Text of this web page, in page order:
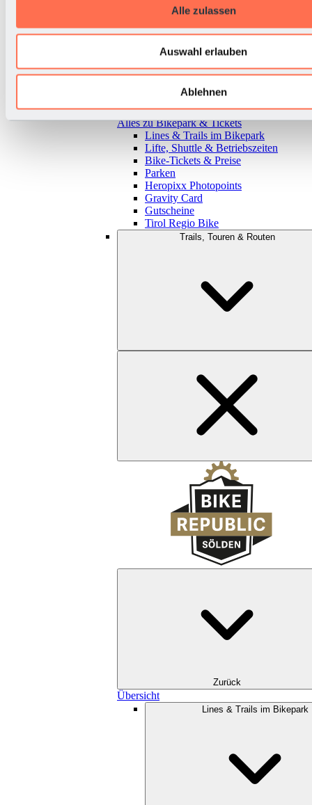
Alle zulassen
Auswahl erlauben
Ablehnen
Zurück
Alles zu Bikepark & Tickets
Lines & Trails im Bikepark
Lifte, Shuttle & Betriebszeiten
Bike-Tickets & Preise
Parken
Heropixx Photopoints
Gravity Card
Gutscheine
Tirol Regio Bike
Trails, Touren & Routen
Zurück
Übersicht
Lines & Trails im Bikepark